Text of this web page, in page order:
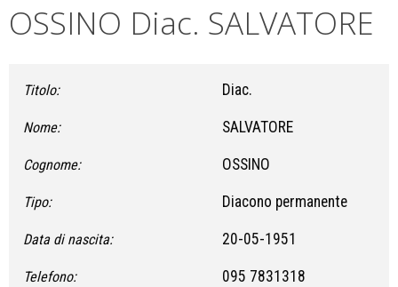
OSSINO Diac. SALVATORE
Titolo: Diac.
Nome: SALVATORE
Cognome: OSSINO
Tipo: Diacono permanente
Data di nascita: 20-05-1951
Telefono: 095 7831318